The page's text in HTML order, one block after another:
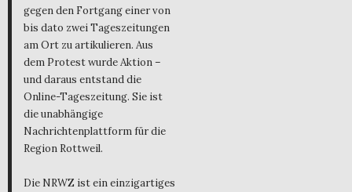
gegen den Fortgang einer von
bis dato zwei Tageszeitungen
am Ort zu artikulieren. Aus
dem Protest wurde Aktion –
und daraus entstand die
Online-Tageszeitung. Sie ist
die unabhängige
Nachrichtenplattform für die
Region Rottweil.
Die NRWZ ist ein einzigartiges